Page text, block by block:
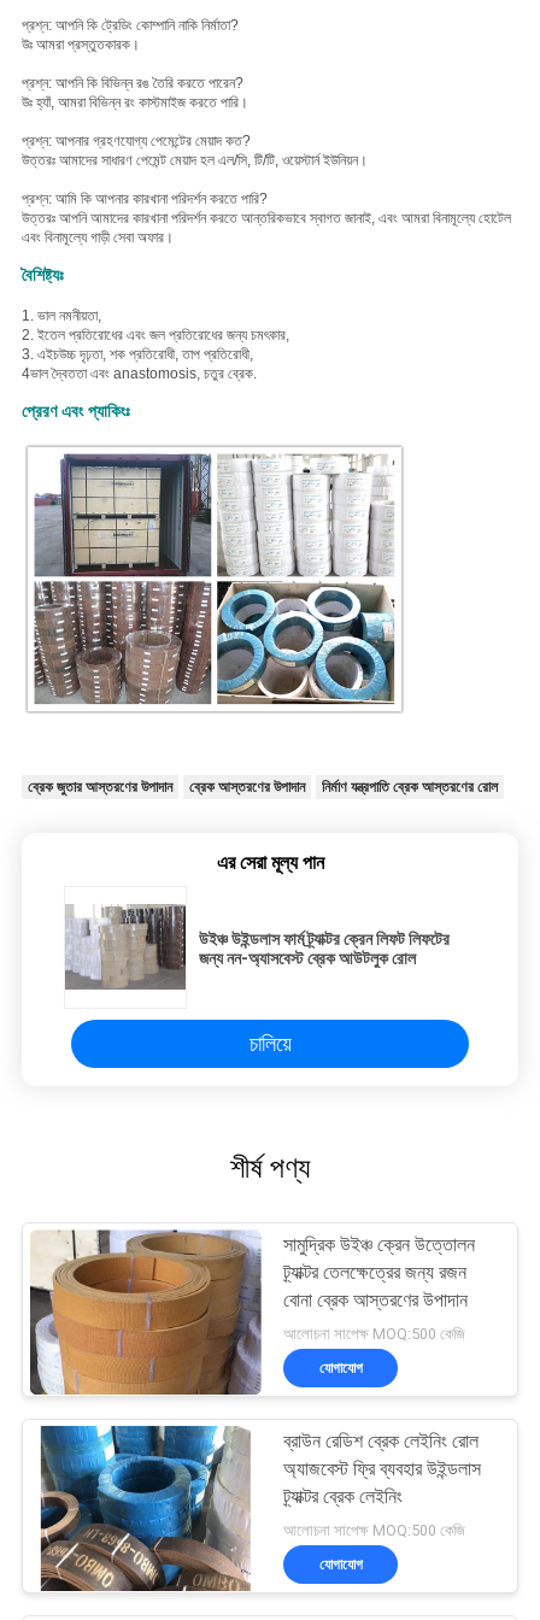
প্রশ্ন: আপনি কি ট্রেডিং কোম্পানি নাকি নির্মাতা?
উঃ আমরা প্রস্তুতকারক।
প্রশ্ন: আপনি কি বিভিন্ন রঙ তৈরি করতে পারেন?
উঃ হ্যাঁ, আমরা বিভিন্ন রং কাস্টমাইজ করতে পারি।
প্রশ্ন: আপনার গ্রহণযোগ্য পেমেন্টের মেয়াদ কত?
উত্তরঃ আমাদের সাধারণ পেমেন্ট মেয়াদ হল এল/সি, টি/টি, ওয়েস্টার্ন ইউনিয়ন।
প্রশ্ন: আমি কি আপনার কারখানা পরিদর্শন করতে পারি?
উত্তরঃ আপনি আমাদের কারখানা পরিদর্শন করতে আন্তরিকভাবে স্বাগত জানাই, এবং আমরা বিনামূল্যে হোটেল
এবং বিনামূল্যে গাড়ী সেবা অফার।
বৈশিষ্ট্যঃ
1. ভাল নমনীয়তা,
2. ইতেল প্রতিরোধের এবং জল প্রতিরোধের জন্য চমৎকার,
3. এইচউচ্চ দৃঢ়তা, শক প্রতিরোধী, তাপ প্রতিরোধী,
4ভাল দ্বৈততা এবং anastomosis, চতুর ব্রেক.
প্রেরণ এবং প্যাকিংঃ
ব্রেক জুতার আস্তরণের উপাদান ব্রেক আস্তরণের উপাদান নির্মাণ যন্ত্রপাতি ব্রেক আস্তরণের রোল
এর সেরা মূল্য পান
উইঞ্চ উইন্ডলাস ফার্ম ট্র্যাক্টর ক্রেন লিফট লিফটের
জন্য নন-অ্যাসবেস্ট ব্রেক আউটলুক রোল
চালিয়ে
শীর্ষ পণ্য
সামুদ্রিক উইঞ্চ ক্রেন উত্তোলন
ট্র্যাক্টর তেলক্ষেত্রের জন্য রজন
বোনা ব্রেক আস্তরণের উপাদান
আলোচনা সাপেক্ষ MOQ:500 কেজি
যোগাযোগ
ব্রাউন রেডিশ ব্রেক লেইনিং রোল
অ্যাজবেস্ট ফ্রি ব্যবহার উইন্ডলাস
ট্র্যাক্টর ব্রেক লেইনিং
আলোচনা সাপেক্ষ MOQ:500 কেজি
যোগাযোগ